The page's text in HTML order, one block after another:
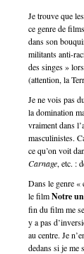
Je trouve que
ce genre de
dans son
militants anti-
des singes »
(attention, la
Je ne vois pas
la domination
vraiment dans
masculinistes.
ce qu’on voit
Carnage, etc. :
Dans le genre «
le filmNotre
fin du film me
y a pas
au centre. Je
dedans si je me